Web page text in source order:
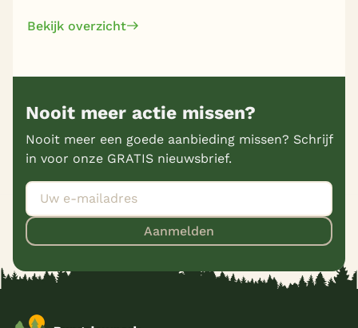
Bekijk overzicht
Nooit meer actie missen?
Nooit meer een goede aanbieding missen? Schrijf
in voor onze GRATIS nieuwsbrief.
Aanmelden